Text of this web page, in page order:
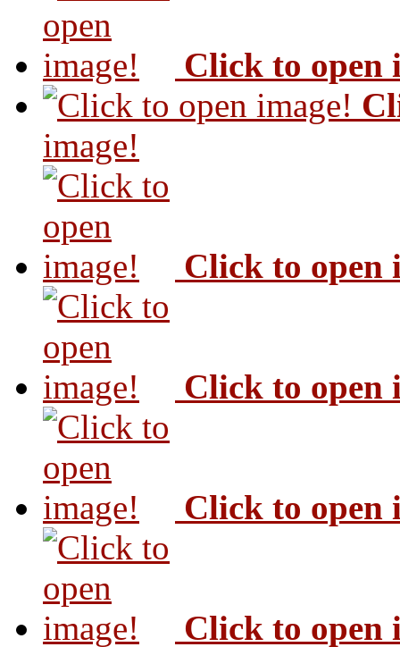
Click to open
image!
Click to open
Click to open
Click to open
Click to open